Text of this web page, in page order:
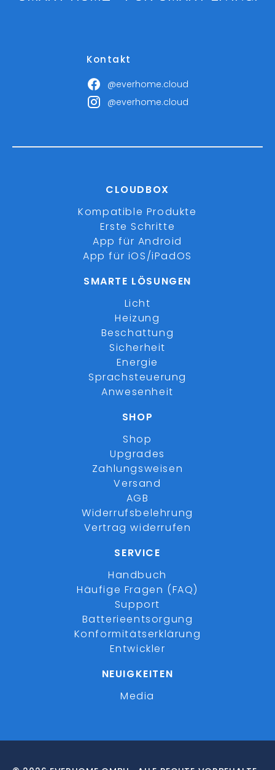
Kontakt
@everhome.cloud
@everhome.cloud
CLOUDBOX
Kompatible Produkte
Erste Schritte
App für Android
App für iOS/iPadOS
SMARTE LÖSUNGEN
Licht
Heizung
Beschattung
Sicherheit
Energie
Sprachsteuerung
Anwesenheit
SHOP
Shop
Upgrades
Zahlungsweisen
Versand
AGB
Widerrufsbelehrung
Vertrag widerrufen
SERVICE
Handbuch
Häufige Fragen (FAQ)
Support
Batterieentsorgung
Konformitätserklärung
Entwickler
NEUIGKEITEN
Media